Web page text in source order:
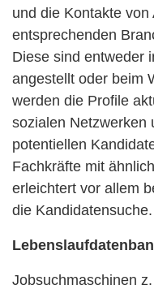
und die Kontakte
entsprechenden
Diese sind entweder
angestellt oder beim
werden die Profile
sozialen Netzwerken
potentiellen
Fachkräfte mit
erleichtert vor allem
die Kandidatensuche.
Jobsuchmaschinen